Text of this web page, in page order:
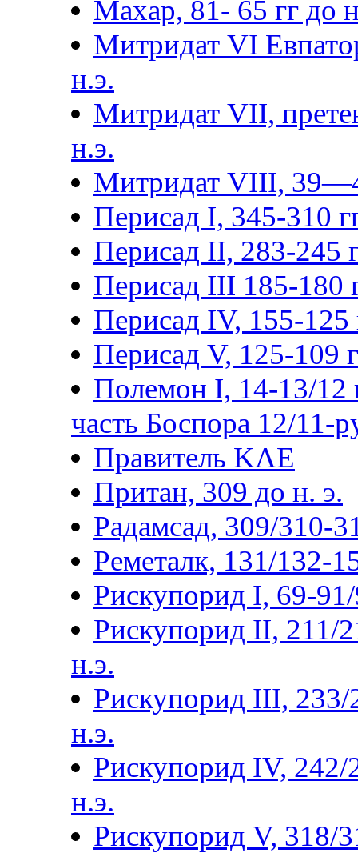
Махар, 81- 65 гг до
Митридат VI
н.э.
Митридат VII,
н.э.
Митридат VIII,
Перисад I, 345-310
Перисад II, 283-245
Перисад III 185-180
Перисад IV, 155-125
Перисад V, 125-109
Полемон I, 14-13/12
часть Боспора 12/11-
Правитель ΚΛΕ
Притан, 309 до н. э.
Радамсад, 309/310-
Реметалк, 131/132-
Рискупорид I, 69-91/
Рискупорид II, 211/
н.э.
Рискупорид III, 233/
н.э.
Рискупорид IV, 242/
н.э.
Рискупорид V, 318/